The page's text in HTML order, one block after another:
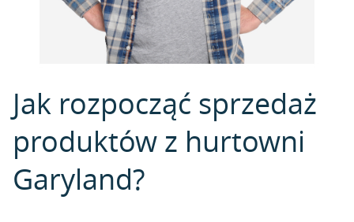
Jak rozpocząć sprzedaż
produktów z hurtowni
Garyland?